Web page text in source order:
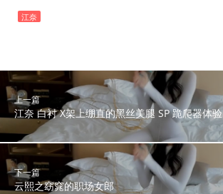
江奈
上一篇
江奈 白衬 X架上绷直的黑丝美腿 SP 跪爬器体
下一篇
云熙之窈窕的职场女郎